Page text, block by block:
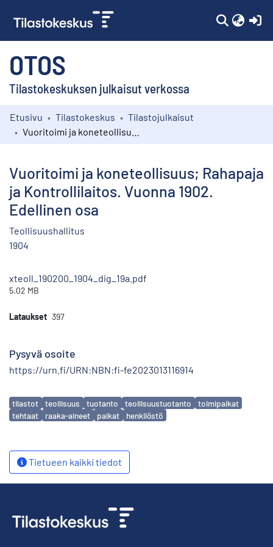
OTOS
Tilastokeskuksen julkaisut verkossa
Kokoelmat
Etusivu Tilastokeskus
Tilastojulkaisut
Vuoritoimi ja koneteollisuus; Rahapaja
ja Kontrollilaitos. Vuonna 1902.
Edellinen osa
Teollisuushallitus
1904
xteoll_190200_1904_dig_19a.pdf
5.02 MB
Lataukset 397
Pysyvä osoite
https://urn.fi/URN:NBN:fi-fe2023013116914
Avainsanat
tilastot teollisuus tuotanto teollisuustuotanto
toimipaikat
tehtaat
raaka-aineet palkat henkilöstö
Tietueen kaikki tiedot